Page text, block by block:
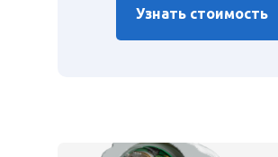
Узнать стоимость